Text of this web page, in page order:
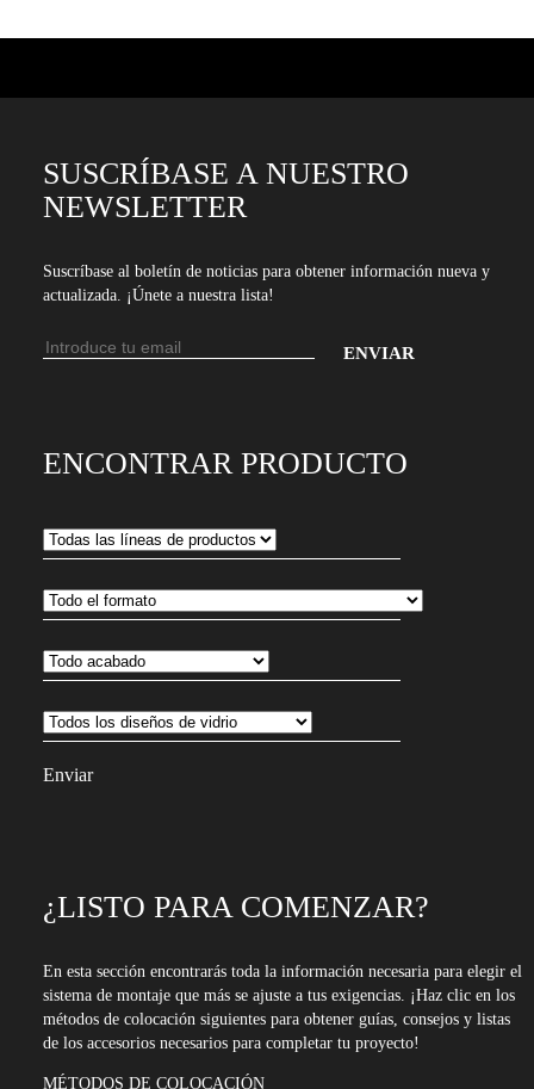
SUSCRÍBASE A NUESTRO
NEWSLETTER
Suscríbase al boletín de noticias para obtener información nueva y
actualizada. ¡Únete a nuestra lista!
Dirección
de
para
boletín
ENCONTRAR PRODUCTO
¿LISTO PARA COMENZAR?
En esta sección encontrarás toda la información necesaria para elegir el
sistema de montaje que más se ajuste a tus exigencias. ¡Haz clic en los
métodos de colocación siguientes para obtener guías, consejos y listas
de los accesorios necesarios para completar tu proyecto!
MÉTODOS DE COLOCACIÓN